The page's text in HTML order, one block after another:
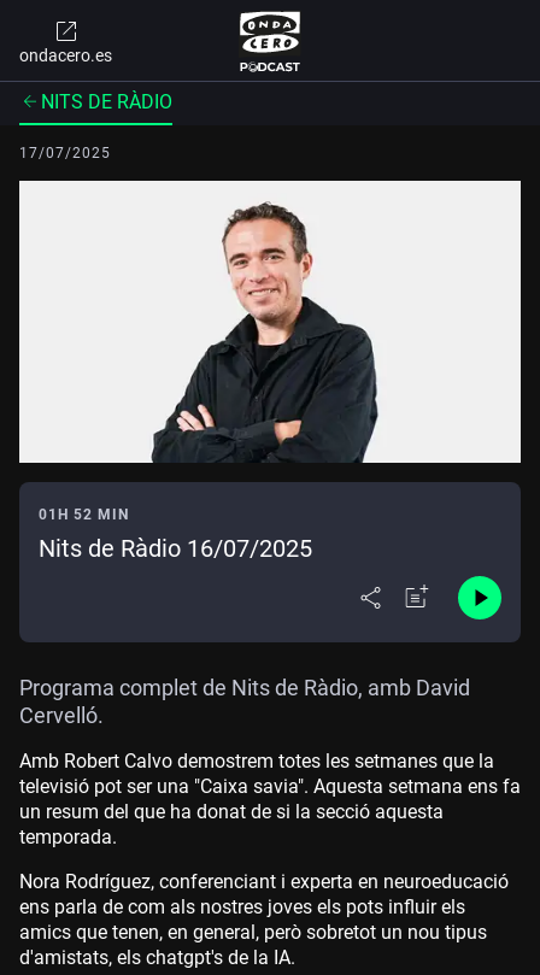
ondacero.es
NITS DE RÀDIO
17/07/2025
01H 52 MIN
Nits de Ràdio 16/07/2025
Programa complet de Nits de Ràdio, amb David
Cervelló.
Amb Robert Calvo demostrem totes les setmanes que la
televisió pot ser una "Caixa savia". Aquesta setmana ens fa
un resum del que ha donat de si la secció aquesta
temporada.
Nora Rodríguez, conferenciant i experta en neuroeducació
ens parla de com als nostres joves els pots influir els
amics que tenen, en general, però sobretot un nou tipus
d'amistats, els chatgpt's de la IA.